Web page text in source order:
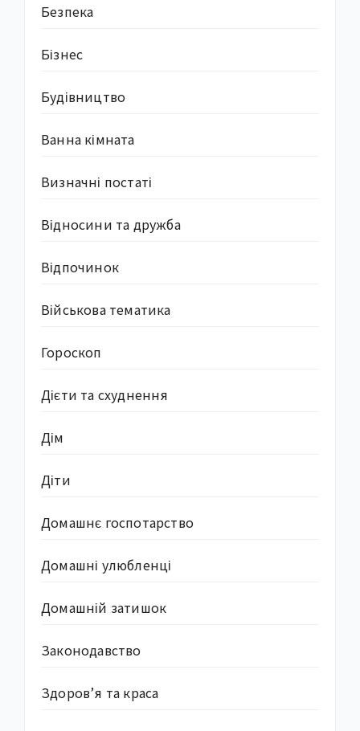
Безпека
Бізнес
Будівництво
Ванна кімната
Визначні постаті
Відносини та дружба
Відпочинок
Військова тематика
Гороскоп
Дієти та схуднення
Дім
Діти
Домашнє госпотарство
Домашні улюбленці
Домашній затишок
Законодавство
Здоров’я та краса